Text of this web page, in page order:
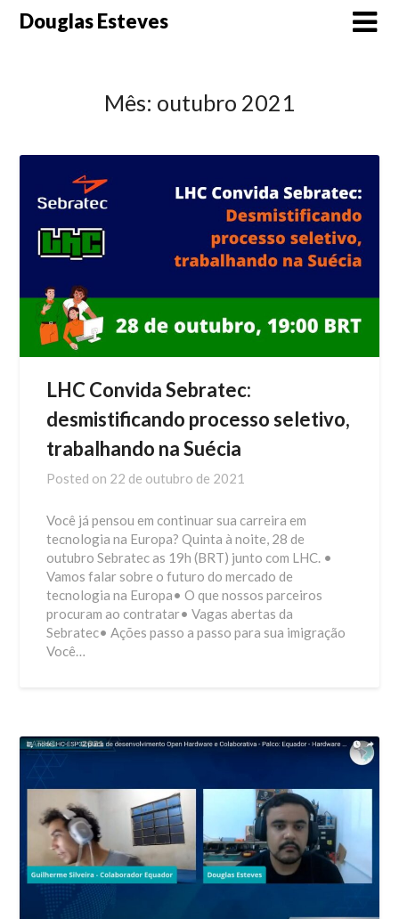
SkipDouglas Esteves
Mês: outubro 2021
LHC Convida Sebratec:
desmistificando processo seletivo,
trabalhando na Suécia
Posted on 22 de outubro de 2021
Você já pensou em continuar sua carreira em
tecnologia na Europa? Quinta à noite, 28 de
outubro Sebratec as 19h (BRT) junto com LHC. •
Vamos falar sobre o futuro do mercado de
tecnologia na Europa• O que nossos parceiros
procuram ao contratar• Vagas abertas da
Sebratec• Ações passo a passo para sua imigração
Você…